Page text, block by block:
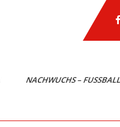
NACHWUCHS – FUSSBALL